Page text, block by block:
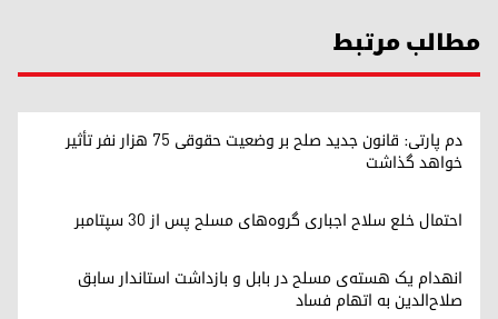
مطالب مرتبط
دم پارتی: قانون جدید صلح بر وضعیت حقوقی ۷۵ هزار نفر تأثیر
خواهد گذاشت
احتمال خلع سلاح اجباری گروه‌های مسلح پس از ۳۰ سپتامبر
انهدام یک هسته‌ی مسلح در بابل و بازداشت استاندار سابق
صلاح‌الدین به اتهام فساد